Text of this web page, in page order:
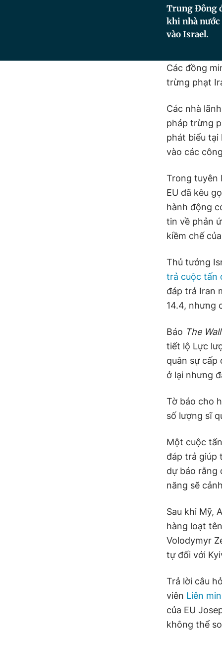
Trung Đông
khi nhà nước
vào Israel.
Các đồng
trừng phạt
Các nhà
pháp trừng
phát biểu tại
vào các
Trong tuyên
EU đã kêu
hành động
tin về phản
kiềm chế của
Thủ tướng
trả cuộc tấn
đáp trả Iran
14.4, nhưng
Báo The
tiết lộ Lực
quân sự cấp
ở lại nhưng
Tờ báo cho
số lượng sĩ
Một cuộc
đáp trả giúp
dự báo rằng
năng sẽ
Sau khi Mỹ,
hàng loạt
Volodymyr
tự đối với
Trả lời câu
viên Liên
của EU
không thể